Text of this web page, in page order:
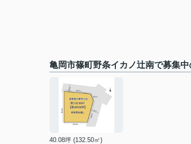
亀岡市篠町野条イカノ辻南で募集
40.08坪 (132.50㎡)